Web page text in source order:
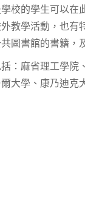
校的學生可以
教學活動，也
圖書館的書籍，
：麻省理工學
大學、康乃迪克